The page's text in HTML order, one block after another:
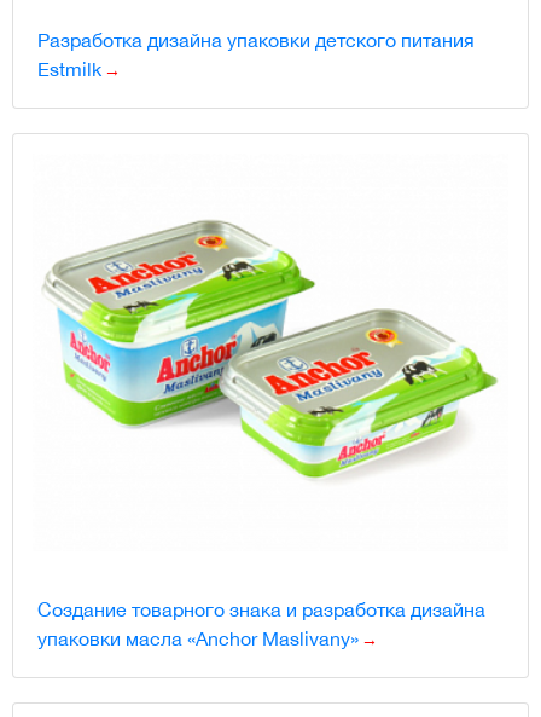
Разработка дизайна упаковки детского питания
Estmilk
Создание товарного знака и разработка дизайна
упаковки масла «Anchor Maslivany»